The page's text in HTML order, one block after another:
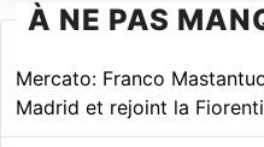
À NE PAS
Mercato: Franco
Madrid et rejoint la